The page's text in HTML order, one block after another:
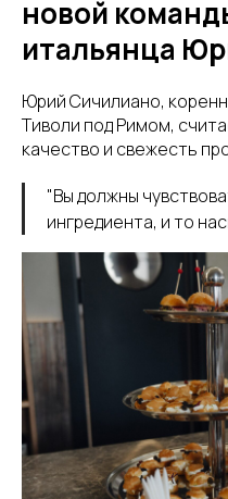
новой
итальянца
Юрий Сичилиано,
Тиволи под Римом,
качество и свежесть
"Вы должны
ингредиента, и то